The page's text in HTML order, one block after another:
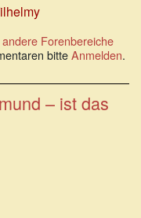
Forenbereiche
bitteAnmelden.
– ist das